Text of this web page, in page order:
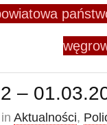
–
Aktualności,